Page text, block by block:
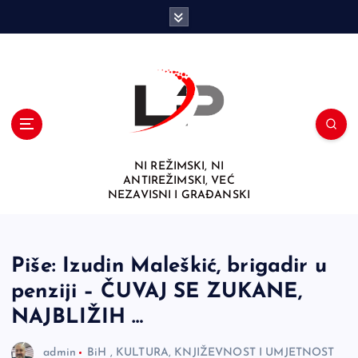
NI REŽIMSKI, NI
ANTIREŽIMSKI, VEĆ
NEZAVISNI I GRAĐANSKI
Piše: Izudin Maleškić, brigadir u
penziji – ČUVAJ SE ZUKANE,
NAJBLIŽIH …
admin BiH , KULTURA, KNJIŽEVNOST I UMJETNOST